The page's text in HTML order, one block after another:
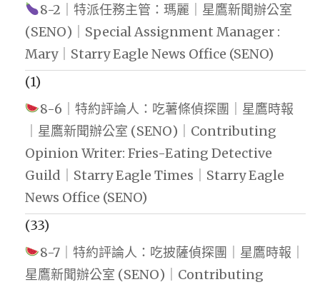
8-2｜特派任務主管：瑪麗｜星鷹新聞辦公室
(SENO)｜Special Assignment Manager :
Mary｜Starry Eagle News Office (SENO)
(1)
8-6｜特約評論人：吃薯條偵探團｜星鷹時報
｜星鷹新聞辦公室 (SENO)｜Contributing
Opinion Writer: Fries-Eating Detective
Guild｜Starry Eagle Times｜Starry Eagle
News Office (SENO)
(33)
8-7｜特約評論人：吃披薩偵探團｜星鷹時報｜
星鷹新聞辦公室 (SENO)｜Contributing